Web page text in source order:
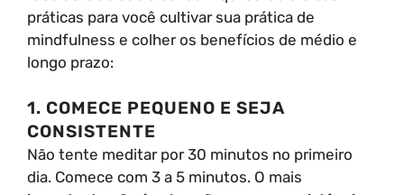
práticas para você cultivar sua prática de
mindfulness e colher os benefícios de médio e
longo prazo:
1. COMECE PEQUENO E SEJA
CONSISTENTE
Não tente meditar por 30 minutos no primeiro
dia. Comece com 3 a 5 minutos. O mais